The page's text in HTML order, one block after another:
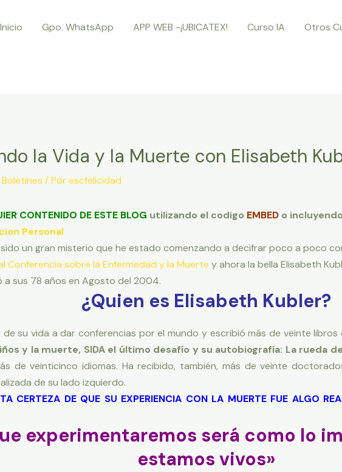
Inicio Gpo. WhatsApp APP WEB -¡UBICATEX! Curso IA Otros
la Vida y la Muerte con Elisabeth
Boletines / Porescfelicidad
CONTENIDO DE ESTE BLOG utilizando el codigo EMBED o
Personal
sido un gran misterio que he estado comenzando a decifrar poco a poco
Conferencia sobre la Enfermedad y la Muerte y ahora la bella Elisabeth
a sus 78 años en Agosto del 2004.
¿Quien es Elisabeth Kubler?
su vida a dar conferencias por el mundo y escribió más de veinte libros
y la muerte, SIDA el último desafío y su autobiografía: La rueda
de veinticinco idiomas. Ha recibido, también, más de veinte
de su lado izquierdo.
CERTEZA DE QUE SU EXPERIENCIA CON LA MUERTE FUE ALGO
experimentaremos será como lo
estamos vivos»